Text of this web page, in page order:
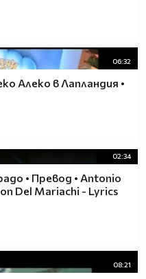
06:32
Алеко в Лапландия •
02:34
• Превод • Antonio
Del Mariachi - Lyrics
08:21